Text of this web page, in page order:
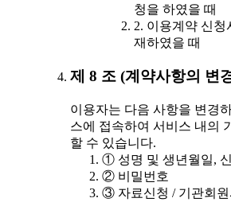
청을 하였을 때
2. 이용계약 신청
재하였을 때
제 8 조 (계약사항의 변
이용자는 다음 사항을 변경
스에 접속하여 서비스 내의
할 수 있습니다.
① 성명 및 생년월일,
② 비밀번호
③ 자료신청 / 기관회원